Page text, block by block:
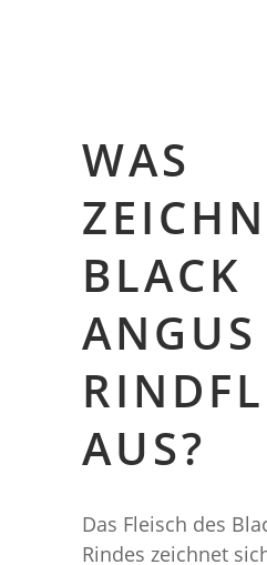
WAS
BLACK
ANGUS
AUS?
Das Fleisch des
Rindes zeichnet